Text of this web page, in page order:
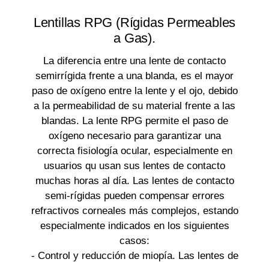
Lentillas RPG (Rígidas Permeables
a Gas).
La diferencia entre una lente de contacto
semirrígida frente a una blanda, es el mayor
paso de oxígeno entre la lente y el ojo, debido
a la permeabilidad de su material frente a las
blandas. La lente RPG permite el paso de
oxígeno necesario para garantizar una
correcta fisiología ocular, especialmente en
usuarios qu usan sus lentes de contacto
muchas horas al día. Las lentes de contacto
semi-rígidas pueden compensar errores
refractivos corneales más complejos, estando
especialmente indicados en los siguientes
casos:
- Control y reducción de miopía. Las lentes de